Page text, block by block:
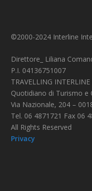
©2000-2024 Interline
Direttore_ Liliana
P.I. 04136751007
TRAVELLING
Quotidiano di Turismo e
Via Nazionale, 204 –
Tel. 06 4871721 Fax 06
All Rights Reserved
Privacy